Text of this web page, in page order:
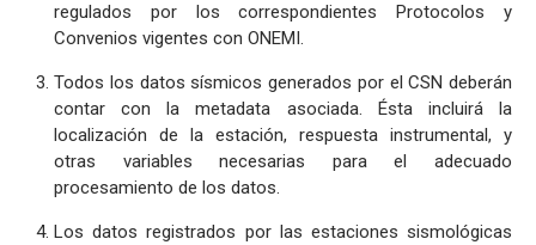
regulados por los correspondientes Protocolos y
Convenios vigentes con ONEMI.
Todos los datos sísmicos generados por el CSN deberán
contar con la metadata asociada. Ésta incluirá la
localización de la estación, respuesta instrumental, y
otras variables necesarias para el adecuado
procesamiento de los datos.
Los datos registrados por las estaciones sismológicas